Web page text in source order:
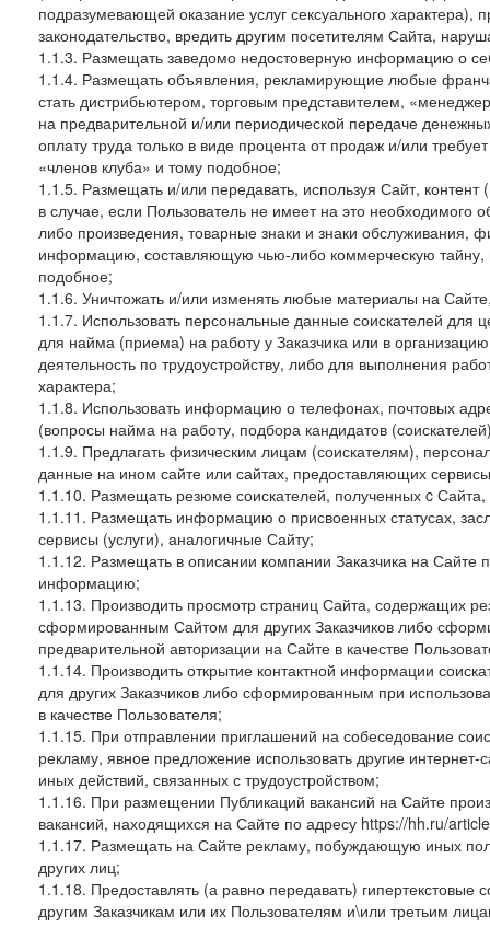
подразумевающей оказание услуг сексуального
законодательство, вредить другим посетителям Сайта,
1.1.3. Размещать заведомо недостоверную информацию о
1.1.4. Размещать объявления, рекламирующие любые
стать дистрибьютером, торговым представителем,
на предварительной и/или периодической передаче
оплату труда только в виде процента от продаж и/или
«членов клуба» и тому подобное;
1.1.5. Размещать и/или передавать, используя Сайт,
в случае, если Пользователь не имеет на это
либо произведения, товарные знаки и знаки
информацию, составляющую чью-либо коммерческую тайну,
подобное;
1.1.6. Уничтожать и/или изменять любые материалы на
1.1.7. Использовать персональные данные соискателей для
для найма (приема) на работу у Заказчика или в
деятельность по трудоустройству, либо для выполнения
характера;
1.1.8. Использовать информацию о телефонах, почтовых
(вопросы найма на работу, подбора кандидатов
1.1.9. Предлагать физическим лицам (соискателям),
данные на ином сайте или сайтах, предоставляющих
1.1.10. Размещать резюме соискателей, полученных c
1.1.11. Размещать информацию о присвоенных статусах,
сервисы (услуги), аналогичные Сайту;
1.1.12. Размещать в описании компании Заказчика на Сайте
информацию;
1.1.13. Производить просмотр страниц Сайта, содержащих
сформированным Сайтом для других Заказчиков либо
предварительной авторизации на Сайте в качестве
1.1.14. Производить открытие контактной информации
для других Заказчиков либо сформированным при
в качестве Пользователя;
1.1.15. При отправлении приглашений на собеседование
рекламу, явное предложение использовать другие
иных действий, связанных с трудоустройством;
1.1.16. При размещении Публикаций вакансий на Сайте
вакансий, находящихся на Сайте по адресу https://hh.ru/
1.1.17. Размещать на Сайте рекламу, побуждающую иных
других лиц;
1.1.18. Предоставлять (а равно передавать)
другим Заказчикам или их Пользователям и\или третьим